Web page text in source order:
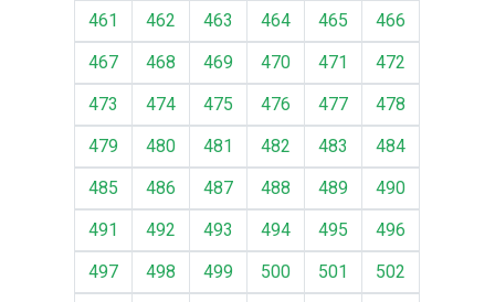
461 462 463 464 465
466
467
468 469 470 471
472
473
474 475 476 477
478
479
480 481 482 483
484
485
486 487 488 489
490
491
492 493 494 495
496
497
498 499 500 501
502